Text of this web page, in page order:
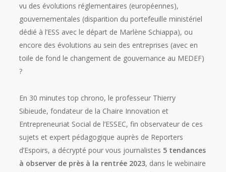
vu des évolutions réglementaires (européennes),
gouvernementales (disparition du portefeuille ministériel
dédié à l’ESS avec le départ de Marlène Schiappa), ou
encore des évolutions au sein des entreprises (avec en
toile de fond le changement de gouvernance au MEDEF)
?
En 30 minutes top chrono, le professeur Thierry
Sibieude, fondateur de la Chaire Innovation et
Entrepreneuriat Social de l’ESSEC, fin observateur de ces
sujets et expert pédagogique auprès de Reporters
d’Espoirs, a décrypté pour vous journalistes 5 tendances
à observer de près à la rentrée 2023, dans le webinaire